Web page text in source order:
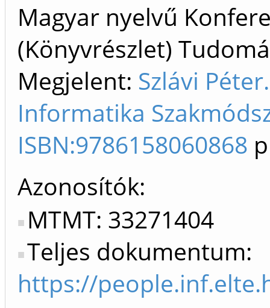
Magyar nyelvű
(Könyvrészlet)
Megjelent: Szlávi
Informatika
ISBN:9786158060868
Azonosítók
MTMT: 33271404
Teljes dokumentum:
https://